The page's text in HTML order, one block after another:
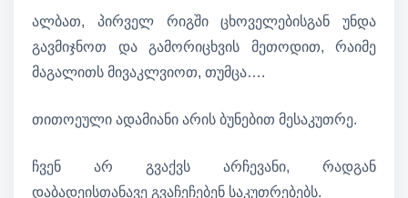
ალბათ, პირველ რიგში ცხოველებისგან უნდა
გავმიჯნოთ და გამორიცხვის მეთოდით, რაიმე
მაგალითს მივაკლვიოთ, თუმცა….
თითოეული ადამიანი არის ბუნებით მესაკუთრე.
ჩვენ არ გვაქვს არჩევანი, რადგან
დაბადეისთანავე გვაჩეჩებენ საკუთრებებს.